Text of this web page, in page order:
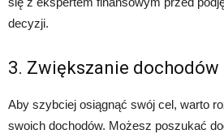
decyzji.
3. Zwiększanie dochodów
Aby szybciej osiągnąć swój cel, warto
swoich dochodów. Możesz poszukać